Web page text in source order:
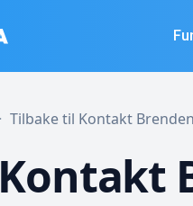
Tilbake til Kontakt
Kontakt